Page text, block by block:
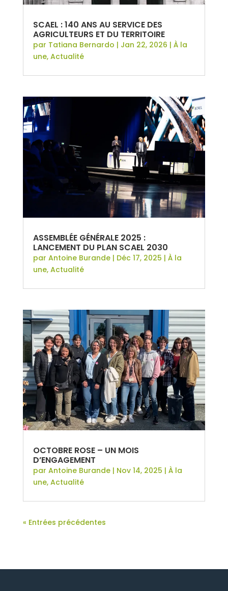
SCAEL : 140 ANS AU SERVICE DES
AGRICULTEURS ET DU TERRITOIRE
par Tatiana Bernardo | Jan 22, 2026 | À la
une, Actualité
ASSEMBLÉE GÉNÉRALE 2025 :
LANCEMENT DU PLAN SCAEL 2030
par Antoine Burande| Déc 17, 2025 | À la
une, Actualité
OCTOBRE ROSE – UN MOIS
D’ENGAGEMENT
par Antoine Burande| Nov 14, 2025 | À la
une, Actualité
« Entrées précédentes